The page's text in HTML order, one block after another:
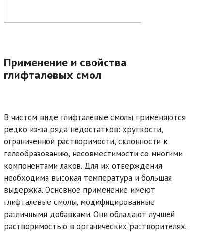
Применение и свойства
глифталевых смол
В чистом виде глифталевые смолы применяются
редко из-за ряда недостатков: хрупкости,
ограниченной растворимости, склонности к
гелеобразованию, несовместимости со многими
компонентами лаков. Для их отверждения
необходима высокая температура и большая
выдержка. Основное применение имеют
глифталевые смолы, модифицированные
различными добавками. Они обладают лучшей
растворимостью в органических растворителях,